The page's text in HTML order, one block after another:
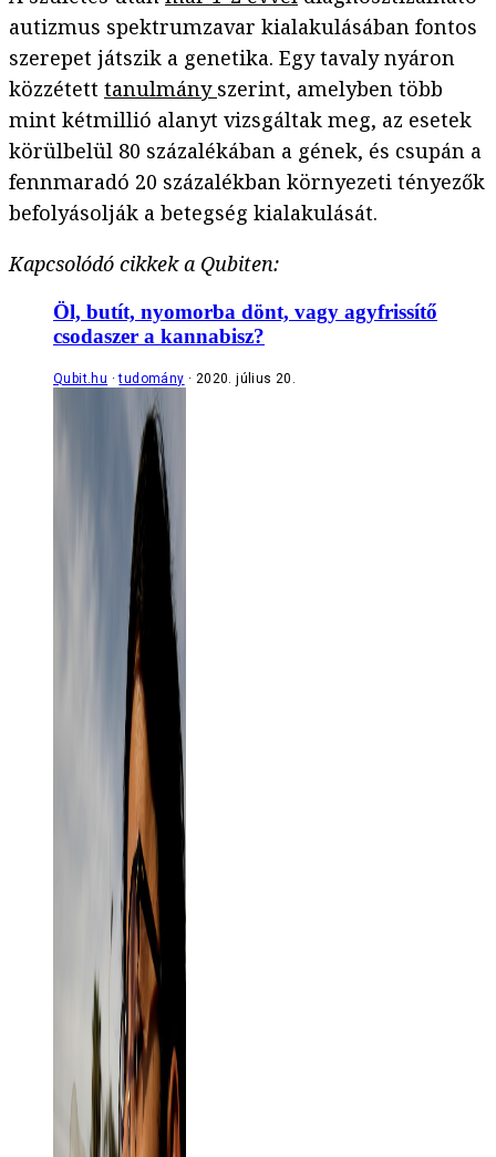
autizmus spektrumzavar kialakulásában fontos
szerepet játszik a genetika. Egy tavaly nyáron
közzétett tanulmány szerint, amelyben több
mint kétmillió alanyt vizsgáltak meg, az esetek
körülbelül 80 százalékában a gének, és csupán a
fennmaradó 20 százalékban környezeti tényezők
befolyásolják a betegség kialakulását.
Kapcsolódó cikkek a Qubiten:
Öl, butít, nyomorba dönt, vagy agyfrissítő
csodaszer a kannabisz?
Qubit.hu tudomány 2020. július 20.